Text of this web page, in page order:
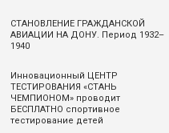
СТАНОВЛЕНИЕ ГРАЖДАНСКОЙ
АВИАЦИИ НА ДОНУ. Период 1932–
1940
Инновационный ЦЕНТР
ТЕСТИРОВАНИЯ «СТАНЬ
ЧЕМПИОНОМ» проводит
БЕСПЛАТНО спортивное
тестирование детей